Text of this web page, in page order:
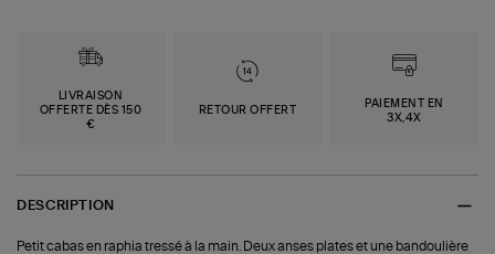
LIVRAISON
OFFERTE DÈS 150
€
RETOUR OFFERT
PAIEMENT EN
3X,4X
DESCRIPTION
Petit cabas en raphia tressé à la main. Deux anses plates et une bandoulière